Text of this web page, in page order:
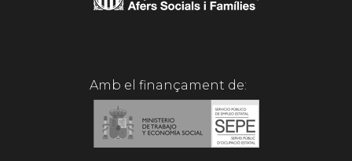
Amb el finançament de: